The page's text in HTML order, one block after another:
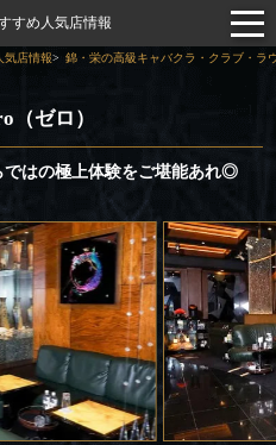
すめ人気店情報
気店情報 錦・栄の高級キャバクラ・クラブ・ラ
（ゼロ）
ではの極上体験をご堪能あれ◎